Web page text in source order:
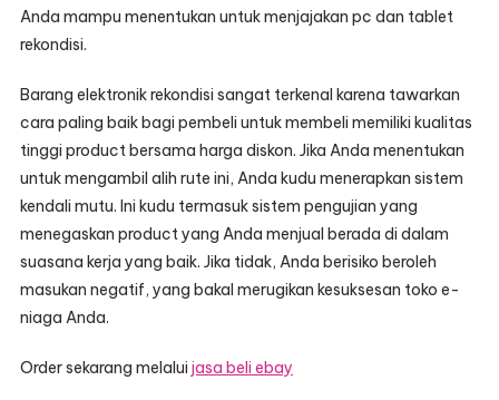
Anda mampu menentukan untuk menjajakan pc dan tablet
rekondisi.
Barang elektronik rekondisi sangat terkenal karena tawarkan
cara paling baik bagi pembeli untuk membeli memiliki kualitas
tinggi product bersama harga diskon. Jika Anda menentukan
untuk mengambil alih rute ini, Anda kudu menerapkan sistem
kendali mutu. Ini kudu termasuk sistem pengujian yang
menegaskan product yang Anda menjual berada di dalam
suasana kerja yang baik. Jika tidak, Anda berisiko beroleh
masukan negatif, yang bakal merugikan kesuksesan toko e-
niaga Anda.
Order sekarang melalui jasa beli ebay